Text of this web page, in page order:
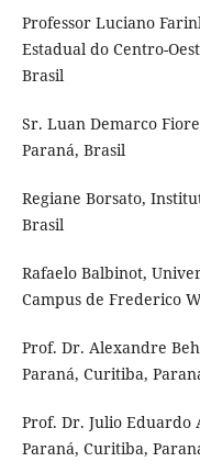
Professor Luciano
Estadual do Centro-
Brasil
Sr. Luan Demarco
Paraná, Brasil
Regiane Borsato,
Brasil
Rafaelo Balbinot,
Campus de Frederico
Prof. Dr. Alexandre
Paraná, Curitiba,
Prof. Dr. Julio Eduardo
Paraná, Curitiba,